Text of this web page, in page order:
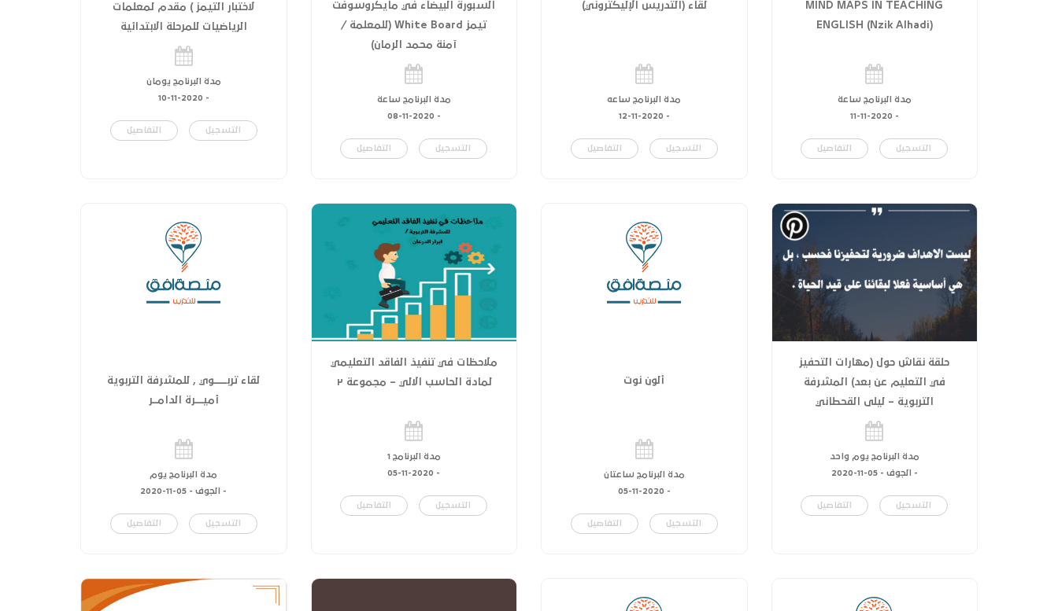
MIND MAPS IN TEACHING
ENGLISH (Nzik Alhadi)
مدة البرنامج ساعة
-
11-11-2020
التسجيل التفاصيل
لقاء (التدريس الإليكتروني)
مدة البرنامج ساعه
-
12-11-2020
التسجيل التفاصيل
السبورة البيضاء في مايكروسوفت
تيمز White Board (للمعلمة /
آمنة محمد الرمان)
مدة البرنامج ساعة
-
08-11-2020
التسجيل التفاصيل
لاختبار التيمز ) مقدم لمعلمات
الرياضيات للمرحلة الابتدائية
مدة البرنامج يومان
-
10-11-2020
التسجيل التفاصيل
حلقة نقاش حول (مهارات التحفيز
في التعليم عن بعد) المشرفة
التربوية – ليلى القحطاني
مدة البرنامج يوم واحد
- الجوف -05-11-2020
التسجيل التفاصيل
ألون نوت
مدة البرنامج ساعتان
-
05-11-2020
التسجيل التفاصيل
ملاحظات في تنفيذ الفاقد التعليمي
لمادة الحاسب الالي – مجموعة ٢
مدة البرنامج 1
-
05-11-2020
التسجيل التفاصيل
لقاء تربــــــــوي , للمشرفة التربوية
أميـــــرة الدامـــر
مدة البرنامج يوم
- الجوف - 05-11-2020
التسجيل التفاصيل